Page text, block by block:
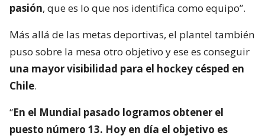
pasión, que es lo que nos identifica como equipo”.
Más allá de las metas deportivas, el plantel también
puso sobre la mesa otro objetivo y ese es conseguir
una mayor visibilidad para el hockey césped en
Chile.
“En el Mundial pasado logramos obtener el
puesto número 13. Hoy en día el objetivo es